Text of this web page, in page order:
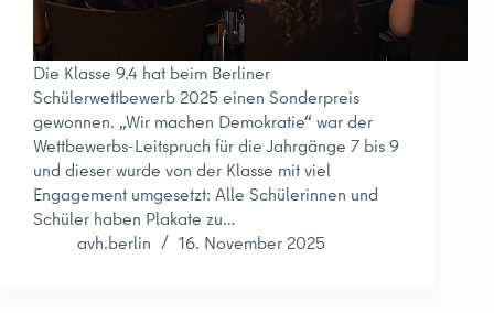
Die Klasse 9.4 hat beim Berliner
Schülerwettbewerb 2025 einen Sonderpreis
gewonnen. „Wir machen Demokratie“ war der
Wettbewerbs-Leitspruch für die Jahrgänge 7 bis 9
und dieser wurde von der Klasse mit viel
Engagement umgesetzt: Alle Schülerinnen und
Schüler haben Plakate zu…
avh.berlin
16. November 2025